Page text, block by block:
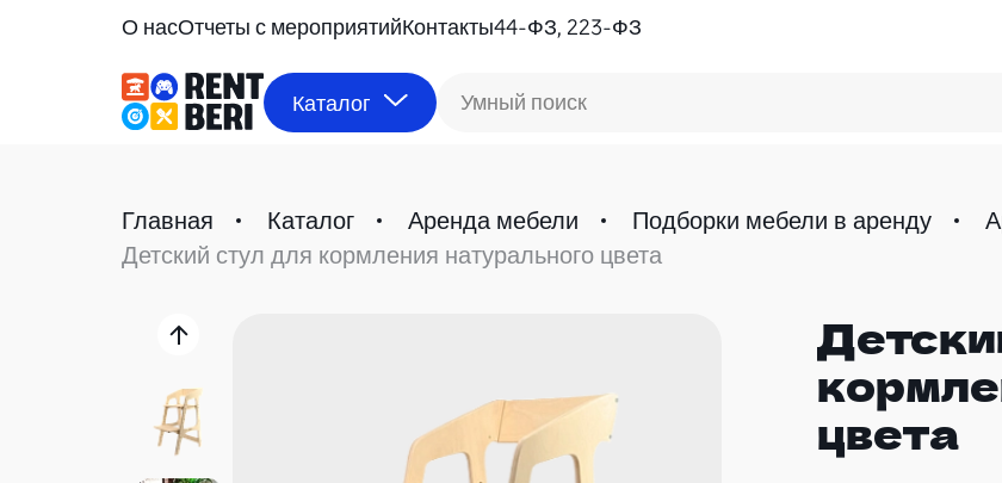
О насОтчеты с мероприятийКонтакты44-ФЗ, 223-ФЗ
Каталог Умный поиск
Главная Каталог Аренда мебели Подборки мебели в аренду
Детский стул для кормления натурального цвета
цвета